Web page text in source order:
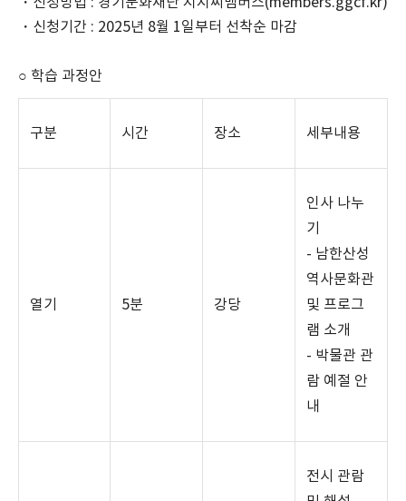
・신청기간 : 2025년 8월 1일부터 선착순 마감
○ 학습 과정안
구분 시간 장소 세부내용
열기 5분 강당
인사 나누
기
- 남한산성
역사문화관
및 프로그
램 소개
- 박물관 관
람 예절 안
내
전시 관람